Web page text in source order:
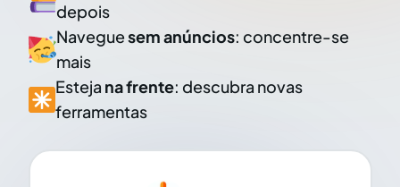
depois
Naveguesem anúncios: concentre-se
mais
Esteja na frente: descubra novas
ferramentas